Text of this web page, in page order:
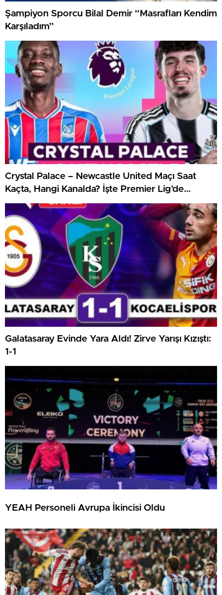
Şampiyon Sporcu Bilal Demir “Masrafları Kendim
Karşıladım”
Crystal Palace – Newcastle United Maçı Saat
Kaçta, Hangi Kanalda? İşte Premier Lig’de
Haftanın Kritik Randevusu
Galatasaray Evinde Yara Aldı! Zirve Yarışı Kızıştı:
1-1
YEAH Personeli Avrupa İkincisi Oldu